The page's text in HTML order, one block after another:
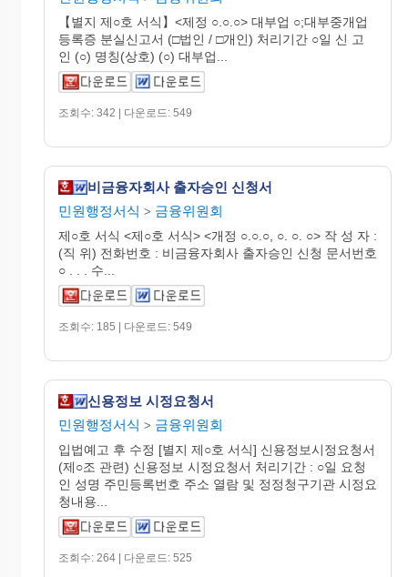
【별지 제○호 서식】<제정 ○.○.○> 대부업 ○;대부중개업
등록증 분실신고서 (□법인 / □개인) 처리기간 ○일 신 고
인 (○) 명칭(상호) (○) 대부업...
조회수: 342 | 다운로드: 549
비금융자회사 출자승인 신청서
민원행정서식 > 금융위원회
제○호 서식 <제○호 서식> <개정 ○.○.○, ○. ○. ○> 작 성 자 :
(직 위) 전화번호 : 비금융자회사 출자승인 신청 문서번호
○ . . . 수...
조회수: 185 | 다운로드: 549
신용정보 시정요청서
민원행정서식 > 금융위원회
입법예고 후 수정 [별지 제○호 서식] 신용정보시정요청서
(제○조 관련) 신용정보 시정요청서 처리기간 : ○일 요청
인 성명 주민등록번호 주소 열람 및 정정청구기관 시정요
청내용...
조회수: 264 | 다운로드: 525